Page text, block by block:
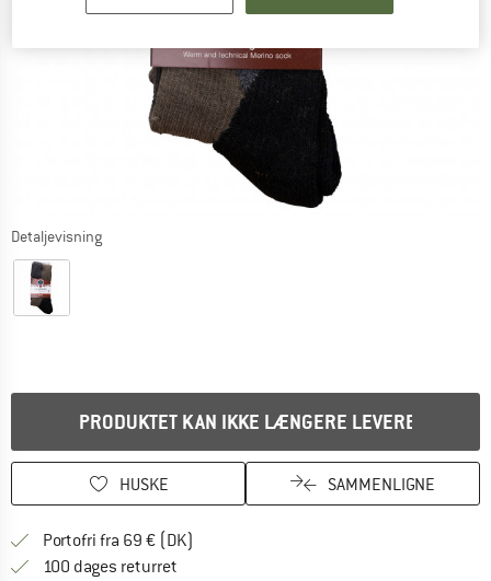
Detaljevisning
PRODUKTET KAN IKKE LÆNGERE LEVERES
HUSKE SAMMENLIGNE
Portofri fra 69 € (DK)
100 dages returret